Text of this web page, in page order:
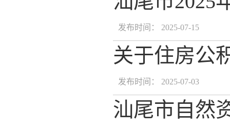
发布时间： 2025-07-15
关于住房公
发布时间： 2025-07-03
汕尾市自然